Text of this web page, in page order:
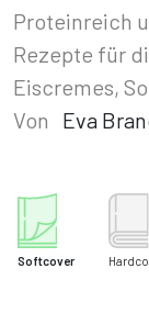
Proteinreich
Rezepte für
Eiscremes,
Von
Eva
Softcover